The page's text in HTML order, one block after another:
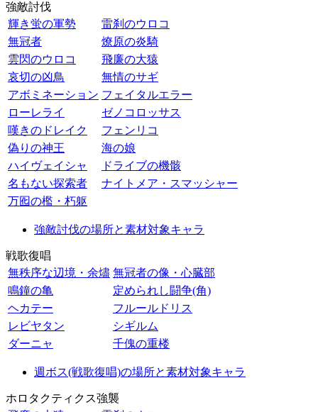
強敵討伐
輝き蛍の軍勢
雷刹のウロコ
無冠者
燎原の炎騎
雲閃のウロコ
飛廉の大猿
哀切の凶鳥
無情のサギ
アボミネーション フェイタルエラー
ローレライ
ゼノコロッサス
嘆きのドレイク
フェンリコ
偽りの神王
海の娘
ハイヴェイシャ
ドライブの機骸
名もない探索者
ナイトメア・スマッシャー
万囮の檻・朽躯
強敵討伐の場所と素材対象キャラ
戦歌復唱
無秩序な辺境・余燼 無冠者の像・心臓部
鳴鐘の亀
定められし闘争(角)
ヘカテー
フルールドリス
レビヤタン
シギルム
ダーニャ
千傀の重楼
週ボス(戦歌復唱)の場所と素材対象キャラ
ホロタクティクス強襲